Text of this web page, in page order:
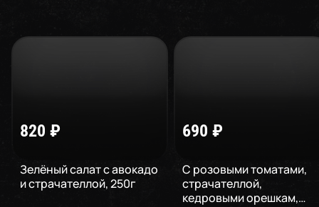
820 ₽
Зелёный салат с авокадо
и страчателлой,250г
690 ₽
С розовыми томатами,
страчателлой,
кедровыми орешкам,